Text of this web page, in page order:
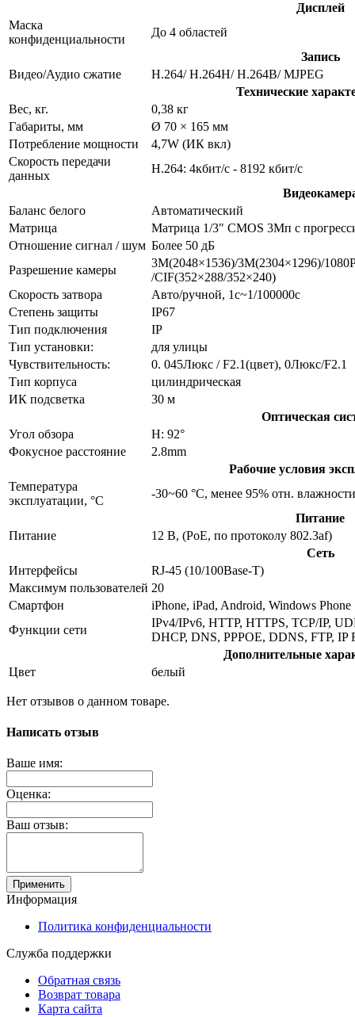
Дисплей
Маска
конфиденциальности
До 4 областей
Запись
Видео/Аудио сжатие
H.264/ H.264H/ H.264B/ MJPEG
Технические
Вес, кг.
0,38 кг
Габариты, мм
Ø 70 × 165 мм
Потребление мощности
4,7W (ИК вкл)
Скорость передачи
данных
H.264: 4кбит/с - 8192 кбит/с
Баланс белого
Автоматический
Матрица
Матрица 1/3" CMOS 3Mп с
Отношение сигнал / шум Более 50 дБ
Разрешение камеры
3M(2048×1536)/3M(2304×1296)/
/CIF(352×288/352×240)
Скорость затвора
Авто/ручной, 1c~1/100000c
Степень защиты
IP67
Тип подключения
IP
Тип установки:
для улицы
Чувствительность:
0. 045Люкс / F2.1(цвет), 0Люкс/F2.1
Тип корпуса
цилиндрическая
ИК подсветка
30 м
Оптическая
Угол обзора
H: 92°
Фокусное расстояние
2.8mm
Рабочие условия
Температура
эксплуатации, °C
-30~60 °C, менее 95% отн. влажности
Питание
Питание
12 В, (PoE, по протоколу 802.3af)
Сеть
Интерфейсы
RJ-45 (10/100Base-T)
Максимум пользователей 20
Смартфон
iPhone, iPad, Android, Windows Phone
Функции сети
IPv4/IPv6, HTTP, HTTPS, TCP/IP,
DHCP, DNS, PPPOE, DDNS, FTP, IP
Дополнительные
Цвет
белый
Нет отзывов о данном товаре.
Написать отзыв
Ваше имя:
Оценка:
Ваш отзыв:
Применить
Информация
Политика конфиденциальности
Служба поддержки
Обратная связь
Возврат товара
Карта сайта